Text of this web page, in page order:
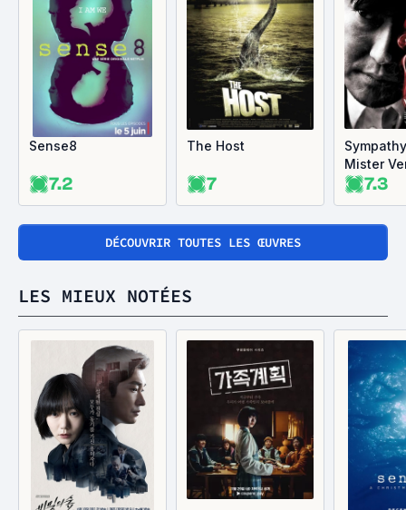
Sense8
7.2
The Host
7
Mister
7.3
DÉCOUVRIR TOUTES LES ŒUVRES
LES MIEUX NOTÉES